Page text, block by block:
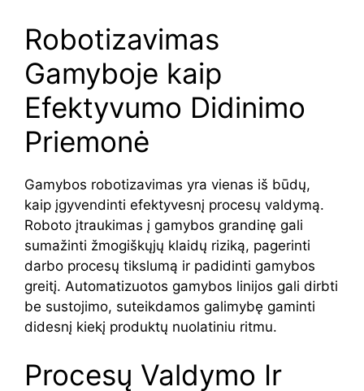
Robotizavimas
Gamyboje kaip
Efektyvumo Didinimo
Priemonė
Gamybos robotizavimas yra vienas iš būdų,
kaip įgyvendinti efektyvesnį procesų valdymą.
Roboto įtraukimas į gamybos grandinę gali
sumažinti žmogiškųjų klaidų riziką, pagerinti
darbo procesų tikslumą ir padidinti gamybos
greitį. Automatizuotos gamybos linijos gali dirbti
be sustojimo, suteikdamos galimybę gaminti
didesnį kiekį produktų nuolatiniu ritmu.
Procesų Valdymo Ir